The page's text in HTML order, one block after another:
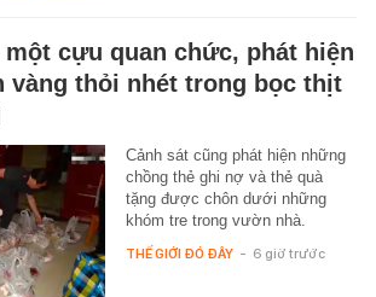
cựu quan chức, phát hiện
vàng thỏi nhét trong bọc thịt
Cảnh sát cũng phát hiện những
chồng thẻ ghi nợ và thẻ quà
tặng được chôn dưới những
khóm tre trong vườn nhà.
THẾ GIỚI ĐÓ ĐÂY - 6 giờ trước